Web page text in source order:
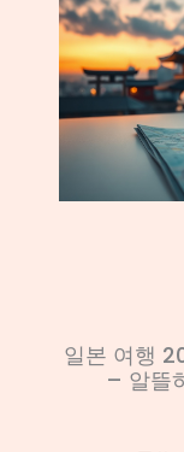
일본 여행
– 알뜰